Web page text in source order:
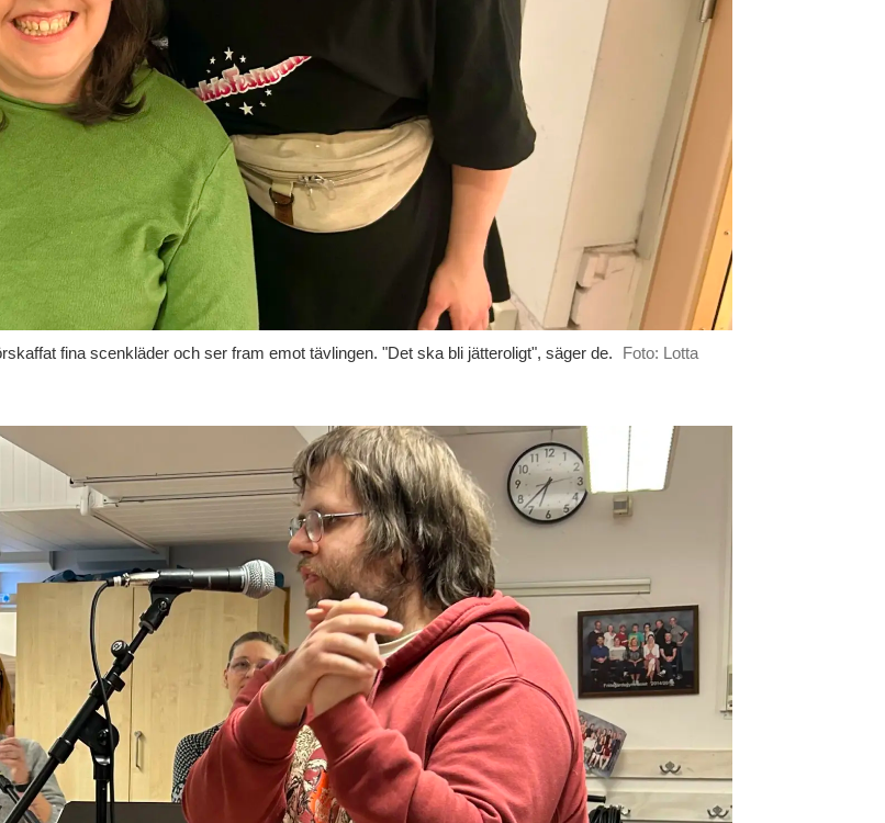
fina scenkläder och ser fram emot tävlingen. "Det ska bli jätteroligt", säger de.
Foto: Lotta